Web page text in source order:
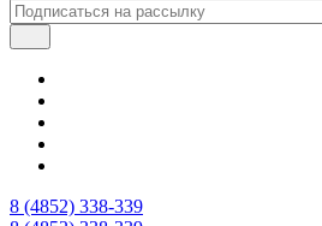
8 (4852) 338-339